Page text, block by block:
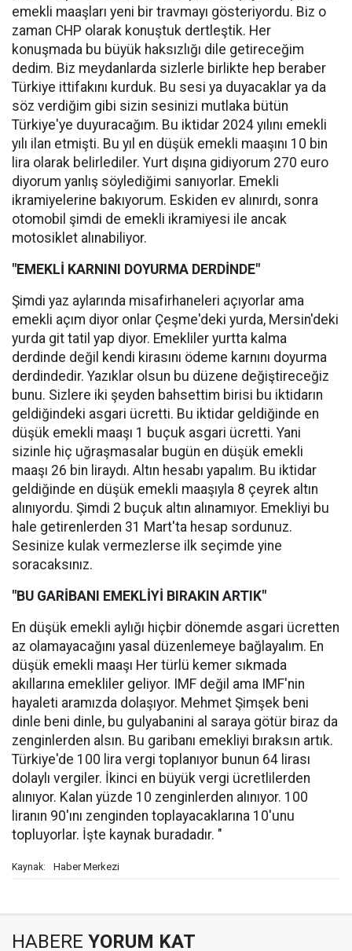
emekli maaşları yeni bir travmayı gösteriyordu. Biz o
zaman CHP olarak konuştuk dertleştik. Her
konuşmada bu büyük haksızlığı dile getireceğim
dedim. Biz meydanlarda sizlerle birlikte hep beraber
Türkiye ittifakını kurduk. Bu sesi ya duyacaklar ya da
söz verdiğim gibi sizin sesinizi mutlaka bütün
Türkiye'ye duyuracağım. Bu iktidar 2024 yılını emekli
yılı ilan etmişti. Bu yıl en düşük emekli maaşını 10 bin
lira olarak belirlediler. Yurt dışına gidiyorum 270 euro
diyorum yanlış söylediğimi sanıyorlar. Emekli
ikramiyelerine bakıyorum. Eskiden ev alınırdı, sonra
otomobil şimdi de emekli ikramiyesi ile ancak
motosiklet alınabiliyor.
"EMEKLİ KARNINI DOYURMA DERDİNDE"
Şimdi yaz aylarında misafirhaneleri açıyorlar ama
emekli açım diyor onlar Çeşme'deki yurda, Mersin'deki
yurda git tatil yap diyor. Emekliler yurtta kalma
derdinde değil kendi kirasını ödeme karnını doyurma
derdindedir. Yazıklar olsun bu düzene değiştireceğiz
bunu. Sizlere iki şeyden bahsettim birisi bu iktidarın
geldiğindeki asgari ücretti. Bu iktidar geldiğinde en
düşük emekli maaşı 1 buçuk asgari ücretti. Yani
sizinle hiç uğraşmasalar bugün en düşük emekli
maaşı 26 bin liraydı. Altın hesabı yapalım. Bu iktidar
geldiğinde en düşük emekli maaşıyla 8 çeyrek altın
alınıyordu. Şimdi 2 buçuk altın alınamıyor. Emekliyi bu
hale getirenlerden 31 Mart'ta hesap sordunuz.
Sesinize kulak vermezlerse ilk seçimde yine
soracaksınız.
"BU GARİBANI EMEKLİYİ BIRAKIN ARTIK"
En düşük emekli aylığı hiçbir dönemde asgari ücretten
az olamayacağını yasal düzenlemeye bağlayalım. En
düşük emekli maaşı Her türlü kemer sıkmada
akıllarına emekliler geliyor. IMF değil ama IMF'nin
hayaleti aramızda dolaşıyor. Mehmet Şimşek beni
dinle beni dinle, bu gulyabanini al saraya götür biraz da
zenginlerden alsın. Bu garibanı emekliyi bıraksın artık.
Türkiye'de 100 lira vergi toplanıyor bunun 64 lirası
dolaylı vergiler. İkinci en büyük vergi ücretlilerden
alınıyor. Kalan yüzde 10 zenginlerden alınıyor. 100
liranın 90'ını zenginden toplayacaklarına 10'unu
topluyorlar. İşte kaynak buradadır. "
Kaynak: Haber Merkezi
HABERE YORUM KAT